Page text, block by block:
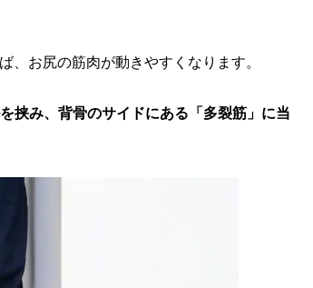
お尻の筋肉が動きやすくなります。
挟み、背骨のサイドにある「多裂筋」に当